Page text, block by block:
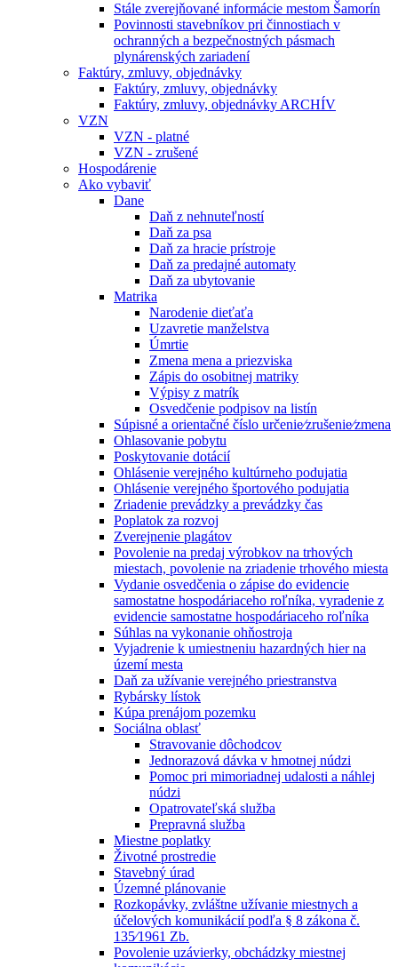
Stále zverejňované informácie mestom Šamorín
Povinnosti stavebníkov pri činnostiach v
ochranných a bezpečnostných pásmach
plynárenských zariadení
Faktúry, zmluvy, objednávky
Faktúry, zmluvy, objednávky
Faktúry, zmluvy, objednávky ARCHÍV
VZN
VZN - platné
VZN - zrušené
Hospodárenie
Ako vybaviť
Dane
Daň z nehnuteľností
Daň za psa
Daň za hracie prístroje
Daň za predajné automaty
Daň za ubytovanie
Matrika
Narodenie dieťaťa
Uzavretie manželstva
Úmrtie
Zmena mena a priezviska
Zápis do osobitnej matriky
Výpisy z matrík
Osvedčenie podpisov na listín
Súpisné a orientačné číslo určenie⁄zrušenie⁄zmena
Ohlasovanie pobytu
Poskytovanie dotácií
Ohlásenie verejného kultúrneho podujatia
Ohlásenie verejného športového podujatia
Zriadenie prevádzky a prevádzky čas
Poplatok za rozvoj
Zverejnenie plagátov
Povolenie na predaj výrobkov na trhových
miestach, povolenie na zriadenie trhového miesta
Vydanie osvedčenia o zápise do evidencie
samostatne hospodáriaceho roľníka, vyradenie z
evidencie samostatne hospodáriaceho roľníka
Súhlas na vykonanie ohňostroja
Vyjadrenie k umiestneniu hazardných hier na
území mesta
Daň za užívanie verejného priestranstva
Rybársky lístok
Kúpa prenájom pozemku
Sociálna oblasť
Stravovanie dôchodcov
Jednorazová dávka v hmotnej núdzi
Pomoc pri mimoriadnej udalosti a náhlej
núdzi
Opatrovateľská služba
Prepravná služba
Miestne poplatky
Životné prostredie
Stavebný úrad
Územné plánovanie
Rozkopávky, zvláštne užívanie miestnych a
účelových komunikácií podľa § 8 zákona č.
135⁄1961 Zb.
Povolenie uzávierky, obchádzky miestnej